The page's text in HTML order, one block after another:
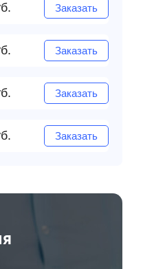
Заказать
Заказать
Заказать
Заказать